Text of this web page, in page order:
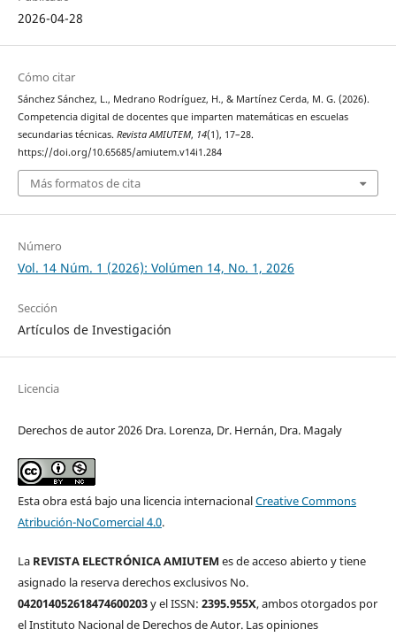
2026-04-28
Cómo citar
Sánchez Sánchez, L., Medrano Rodríguez, H., & Martínez Cerda, M. G. (2026).
Competencia digital de docentes que imparten matemáticas en escuelas
secundarias técnicas. Revista AMIUTEM, 14(1), 17–28.
https://doi.org/10.65685/amiutem.v14i1.284
Más formatos de cita
Número
Vol. 14 Núm. 1 (2026): Volúmen 14, No. 1, 2026
Sección
Artículos de Investigación
Licencia
Derechos de autor 2026 Dra. Lorenza, Dr. Hernán, Dra. Magaly
Esta obra está bajo una licencia internacionalCreative Commons
Atribución-NoComercial 4.0.
La REVISTA ELECTRÓNICA AMIUTEM es de acceso abierto y tiene
asignado la reserva derechos exclusivos No.
042014052618474600203y el ISSN: 2395.955X, ambos otorgados por
el Instituto Nacional de Derechos de Autor. Las opiniones